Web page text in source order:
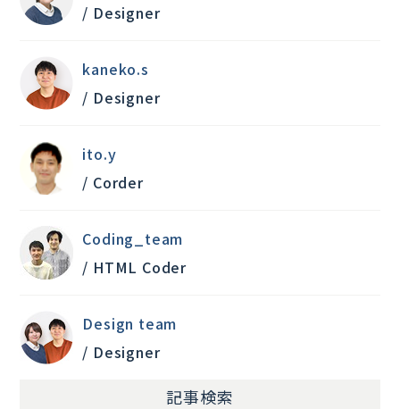
/ Designer
kaneko.s
/ Designer
ito.y
/ Corder
Coding_team
/ HTML Coder
Design team
/ Designer
記事検索